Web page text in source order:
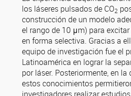
los láseres pulsados de CO2
construcción de un modelo
el rango de 10 μm) para
en forma selectiva. Gracias a
equipo de investigación fue el
Latinoamérica en lograr la
por láser. Posteriormente, en la
estos conocimientos